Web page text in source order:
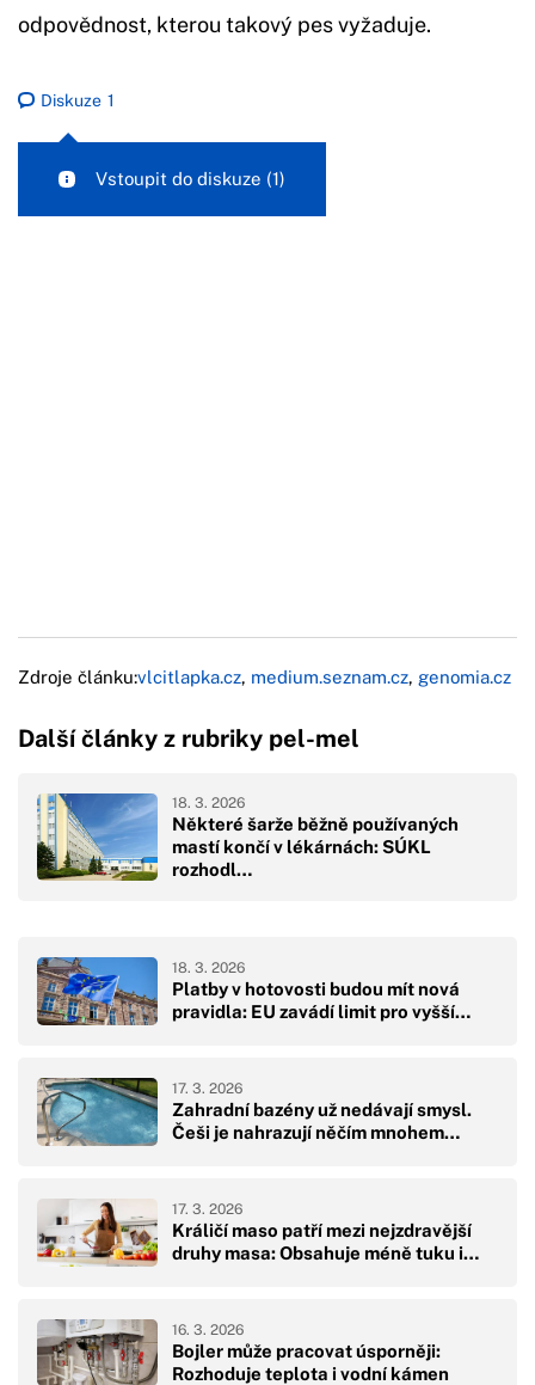
odpovědnost, kterou takový pes vyžaduje.
Diskuze 1
Vstoupit do diskuze (1)
Zdroje článku:vlcitlapka.cz, medium.seznam.cz, genomia.cz
Další články z rubriky pel-mel
Některé šarže běžně používaných
mastí končí v lékárnách: SÚKL
rozhodl…
18. 3. 2026
Platby v hotovosti budou mít nová
pravidla: EU zavádí limit pro vyšší…
18. 3. 2026
Zahradní bazény už nedávají smysl.
Češi je nahrazují něčím mnohem…
17. 3. 2026
Králičí maso patří mezi nejzdravější
druhy masa: Obsahuje méně tuku i…
17. 3. 2026
Bojler může pracovat úsporněji:
Rozhoduje teplota i vodní kámen
16. 3. 2026